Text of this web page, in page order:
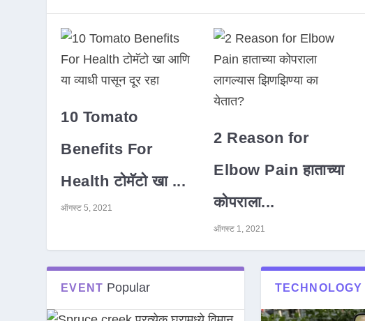
10 Tomato
Benefits For
Health टोमॅटो खा ...
ऑगस्ट 5, 2021
2 Reason for
Elbow Pain हाताच्या
कोपराला...
ऑगस्ट 1, 2021
EVENT Popular TECHNOLOGY